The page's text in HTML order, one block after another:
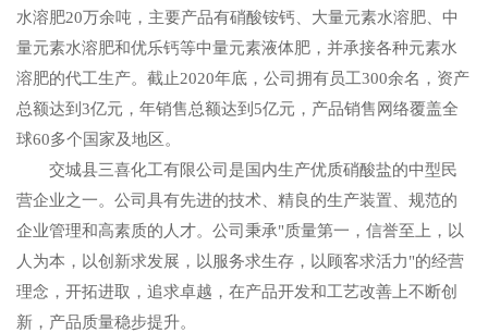
水溶肥20万余吨，主要产品有硝酸铵钙、大量元素水溶肥、中
量元素水溶肥和优乐钙等中量元素液体肥，并承接各种元素水
溶肥的代工生产。截止2020年底，公司拥有员工300余名，资产
总额达到3亿元，年销售总额达到5亿元，产品销售网络覆盖全
球60多个国家及地区。
交城县三喜化工有限公司是国内生产优质硝酸盐的中型民
营企业之一。公司具有先进的技术、精良的生产装置、规范的
企业管理和高素质的人才。公司秉承"质量第一，信誉至上，以
人为本，以创新求发展，以服务求生存，以顾客求活力"的经营
理念，开拓进取，追求卓越，在产品开发和工艺改善上不断创
新，产品质量稳步提升。